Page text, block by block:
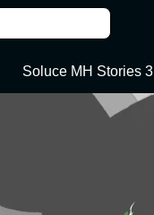
Soluce MH Stories 3